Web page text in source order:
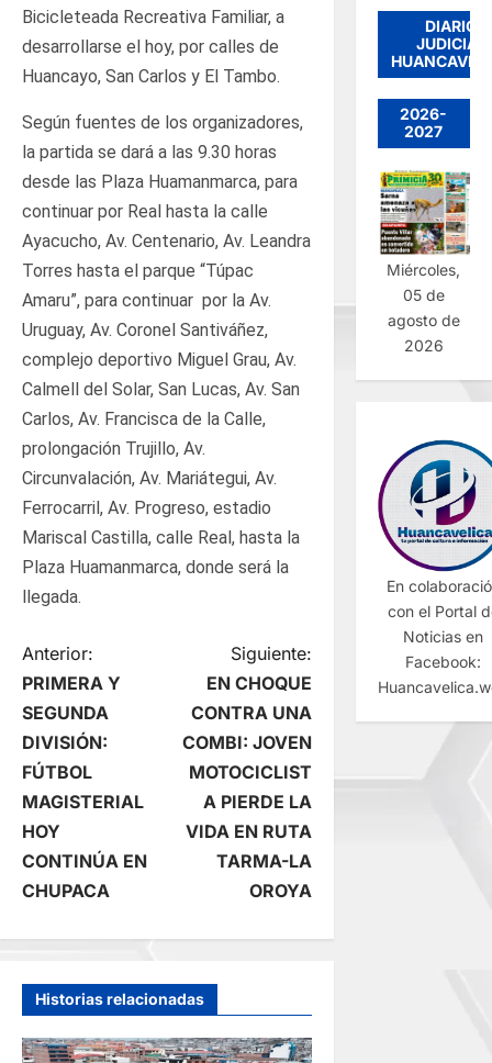
Bicicleteada Recreativa Familiar, a
desarrollarse el hoy, por calles de
Huancayo, San Carlos y El Tambo.
Según fuentes de los organizadores,
la partida se dará a las 9.30 horas
desde las Plaza Huamanmarca, para
continuar por Real hasta la calle
Ayacucho, Av. Centenario, Av. Leandra
Torres hasta el parque “Túpac
Amaru”, para continuar por la Av.
Uruguay, Av. Coronel Santiváñez,
complejo deportivo Miguel Grau, Av.
Calmell del Solar, San Lucas, Av. San
Carlos, Av. Francisca de la Calle,
prolongación Trujillo, Av.
Circunvalación, Av. Mariátegui, Av.
Ferrocarril, Av. Progreso, estadio
Mariscal Castilla, calle Real, hasta la
Plaza Huamanmarca, donde será la
llegada.
N
a
v
e
g
a
i
Anterior:
PRIMERA Y
SEGUNDA
DIVISIÓN:
FÚTBOL
MAGISTERIAL
HOY
CONTINÚA EN
CHUPACA
Siguiente:
EN CHOQUE
CONTRA UNA
COMBI: JOVEN
MOTOCICLIST
A PIERDE LA
VIDA EN RUTA
TARMA-LA
OROYA
Historias relacionadas
DIARIO
JUDICIAL
2026-
2027
Miércoles,
05 de
agosto de
2026
En
con el Portal
Noticias en
Facebook: